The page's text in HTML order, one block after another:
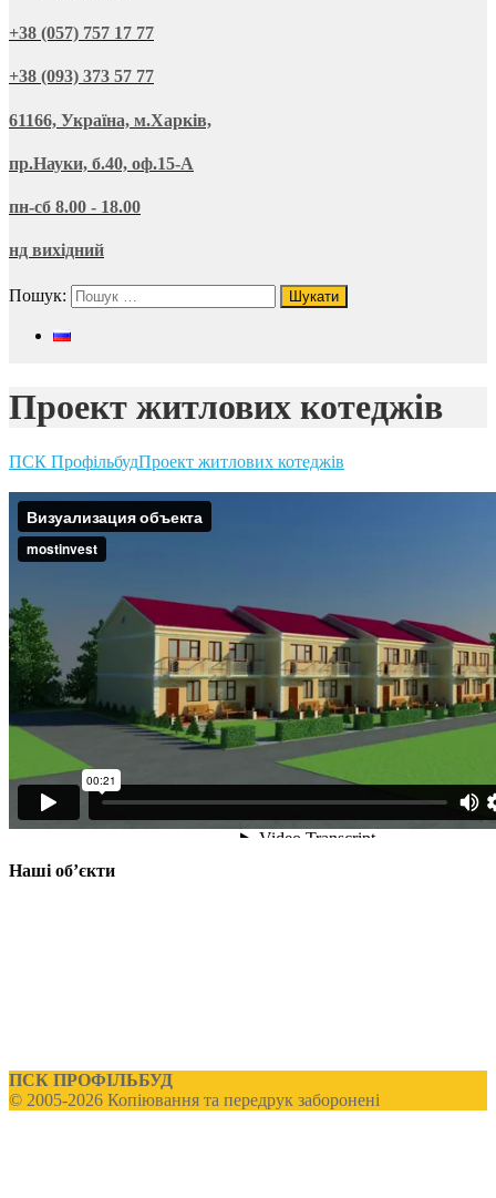
+38 (057) 757 17 77
+38 (093) 373 57 77
61166, Україна, м.Харків,
пр.Науки, б.40, оф.15-А
пн-сб 8.00 - 18.00
нд вихідний
Пошук:
Проект житлових котеджів
ПСК ПрофільбудПроект житлових котеджів
Наші об’єкти
ПСК ПРОФІЛЬБУД
© 2005-2026 Копіювання та передрук заборонені